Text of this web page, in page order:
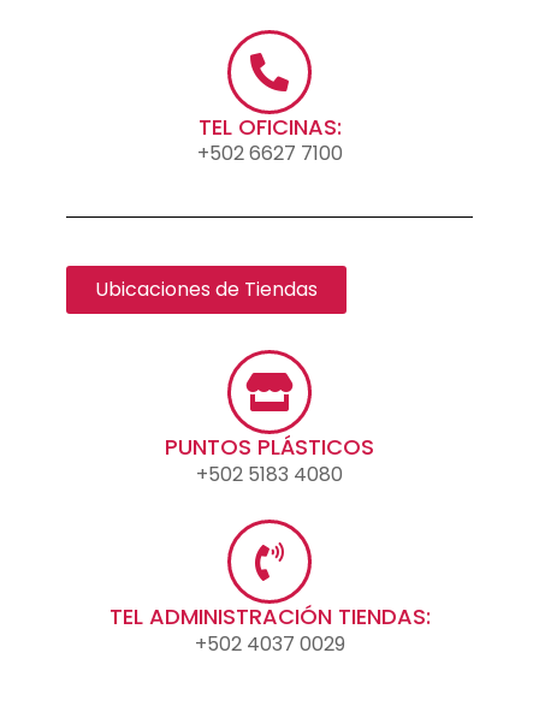
TEL OFICINAS:
+502 6627 7100
Ubicaciones de Tiendas
PUNTOS PLÁSTICOS
+502 5183 4080
TEL ADMINISTRACIÓN TIENDAS:
+502 4037 0029